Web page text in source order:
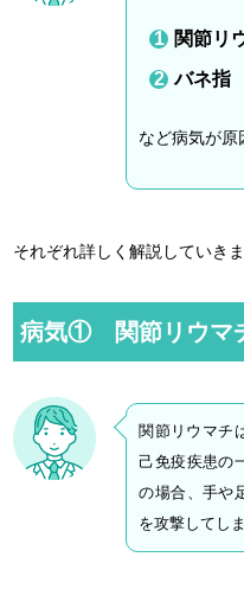
関節リ
バネ指
など病気が原
それぞれ詳しく解説していきま
病気① 関節リウマ
関節リウマチ
己免疫疾患の
の場合、手や
を攻撃してし